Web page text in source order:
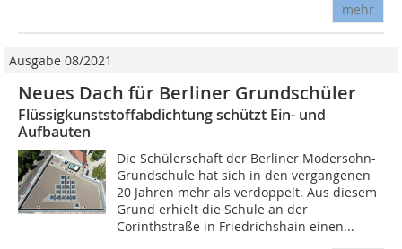
mehr
Ausgabe 08/2021
Neues Dach für Berliner Grundschüler
Flüssigkunststoffabdichtung schützt Ein- und
Aufbauten
Die Schülerschaft der Berliner Modersohn-
Grundschule hat sich in den vergangenen
20 Jahren mehr als verdoppelt. Aus diesem
Grund erhielt die Schule an der
Corinthstraße in Friedrichshain einen...